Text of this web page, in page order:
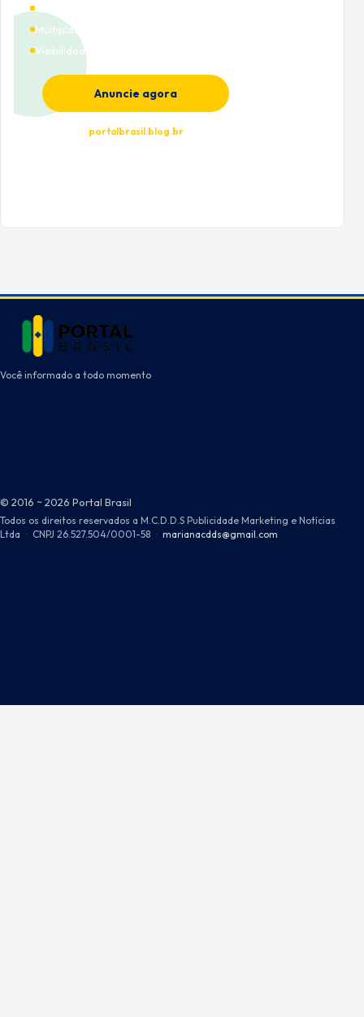
Múltiplas categorias
Visibilidade premium
Anuncie agora
portalbrasil.blog.br
Você informado a todo momento
© 2016 ~ 2026 Portal Brasil
Todos os direitos reservados a M.C.D.D.S Publicidade Marketing e Notícias
Ltda · CNPJ 26.527.504/0001-58 · marianacdds@gmail.com